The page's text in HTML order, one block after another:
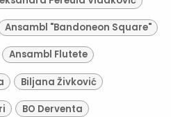
Ansambl "Bandoneon Square"
Ansambl Flutete
Biljana Živković
BO Derventa